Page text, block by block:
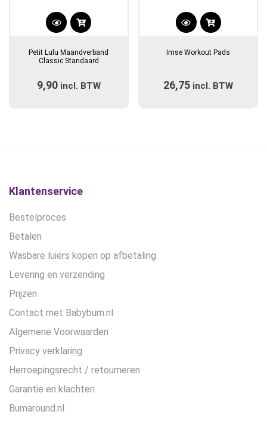
Dit
heeft
variaties.
de
Petit Lulu Maandverband
Classic Standaard
9,90 incl. BTW
Dit
heeft
variaties.
Imse Workout Pads
26,75 incl. BTW
Klantenservice
Bestelproces
Betalen
Wasbare luiers kopen op afbetaling
Levering en verzending
Prijzen
Contact met Babybum.nl
Algemene Voorwaarden
Privacy verklaring
Herroepingsrecht / retourneren
Garantie en klachten
Bumaround.nl